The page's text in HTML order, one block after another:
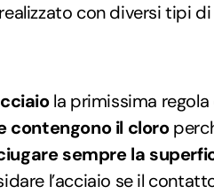
con diversi tipi di
la primissima regola
contengono il cloro
sempre la
l’acciaio se il